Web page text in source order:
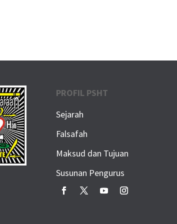
PROFIL PSHT
Sejarah
Falsafah
Maksud dan Tujuan
Susunan Pengurus